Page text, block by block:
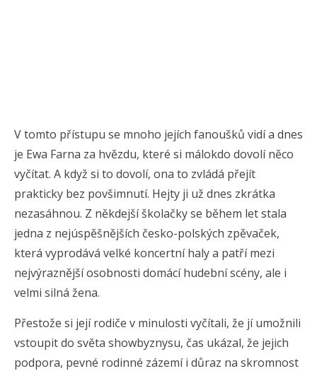
V tomto přístupu se mnoho jejích fanoušků vidí a dnes
je Ewa Farna za hvězdu, které si málokdo dovolí něco
vyčítat. A když si to dovolí, ona to zvládá přejít
prakticky bez povšimnutí. Hejty ji už dnes zkrátka
nezasáhnou. Z někdejší školačky se během let stala
jedna z nejúspěšnějších česko-polských zpěvaček,
která vyprodává velké koncertní haly a patří mezi
nejvýraznější osobnosti domácí hudební scény, ale i
velmi silná žena.
Přestože si její rodiče v minulosti vyčítali, že jí umožnili
vstoupit do světa showbyznysu, čas ukázal, že jejich
podpora, pevné rodinné zázemí i důraz na skromnost